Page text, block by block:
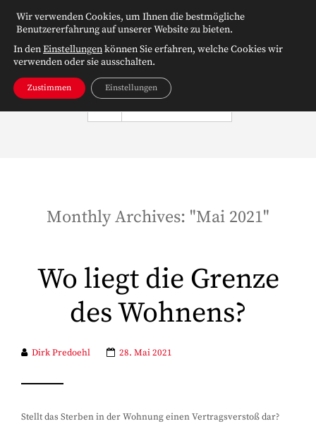
Monthly Archives: "Mai 2021"
Wo liegt die Grenze
des Wohnens?
Dirk Predoehl 28. Mai 2021
Stellt das Sterben in der Wohnung einen Vertragsverstoß dar?
Wir verwenden Cookies, um Ihnen die bestmögliche
Benutzererfahrung auf unserer Website zu bieten.
In denEinstellungenkönnen Sie erfahren, welche Cookies wir
verwenden oder sie ausschalten.
Zustimmen Einstellungen